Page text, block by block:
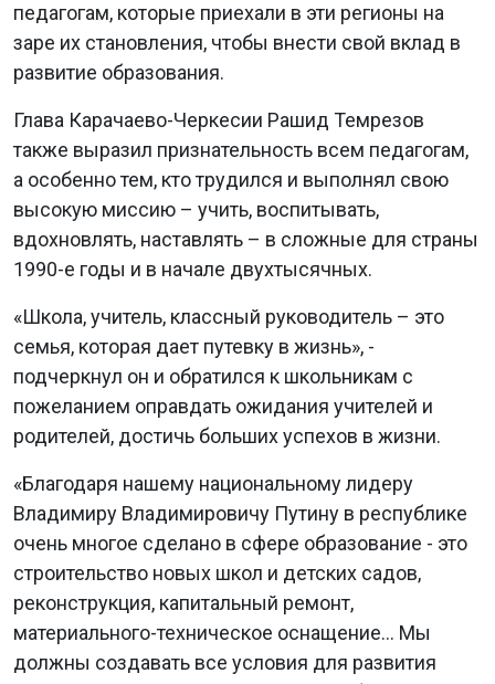
педагогам, которые приехали в эти регионы на
заре их становления, чтобы внести свой вклад в
развитие образования.
Глава Карачаево-Черкесии Рашид Темрезов
также выразил признательность всем педагогам,
а особенно тем, кто трудился и выполнял свою
высокую миссию – учить, воспитывать,
вдохновлять, наставлять – в сложные для страны
1990-е годы и в начале двухтысячных.
«Школа, учитель, классный руководитель – это
семья, которая дает путевку в жизнь», -
подчеркнул он и обратился к школьникам с
пожеланием оправдать ожидания учителей и
родителей, достичь больших успехов в жизни.
«Благодаря нашему национальному лидеру
Владимиру Владимировичу Путину в республике
очень многое сделано в сфере образование - это
строительство новых школ и детских садов,
реконструкция, капитальный ремонт,
материального-техническое оснащение… Мы
должны создавать все условия для развития